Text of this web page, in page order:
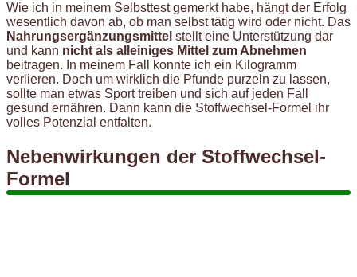
Wie ich in meinem Selbsttest gemerkt habe, hängt der Erfolg
wesentlich davon ab, ob man selbst tätig wird oder nicht. Das
Nahrungsergänzungsmittel stellt eine Unterstützung dar
und kann nicht als alleiniges Mittel zum Abnehmen
beitragen. In meinem Fall konnte ich ein Kilogramm
verlieren. Doch um wirklich die Pfunde purzeln zu lassen,
sollte man etwas Sport treiben und sich auf jeden Fall
gesund ernähren. Dann kann die Stoffwechsel-Formel ihr
volles Potenzial entfalten.
Nebenwirkungen der Stoffwechsel-
Formel